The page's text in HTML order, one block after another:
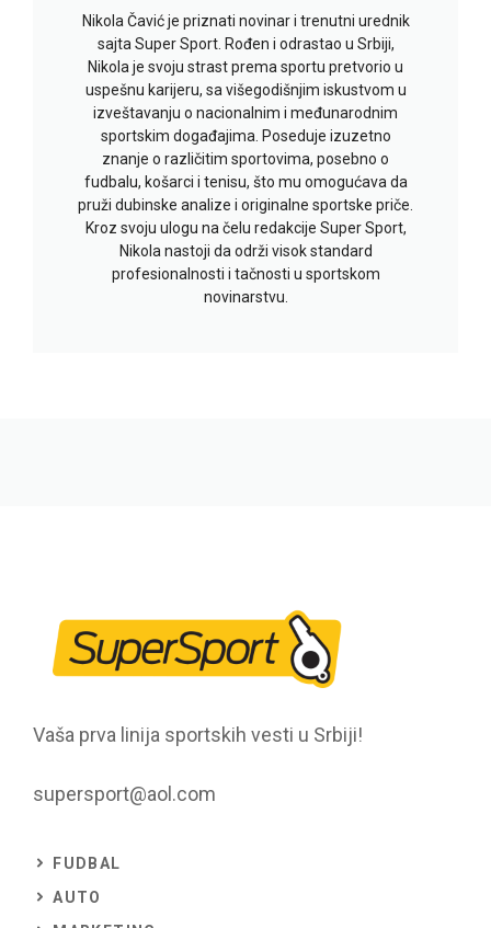
Nikola Čavić je priznati novinar i trenutni urednik
sajta Super Sport. Rođen i odrastao u Srbiji,
Nikola je svoju strast prema sportu pretvorio u
uspešnu karijeru, sa višegodišnjim iskustvom u
izveštavanju o nacionalnim i međunarodnim
sportskim događajima. Poseduje izuzetno
znanje o različitim sportovima, posebno o
fudbalu, košarci i tenisu, što mu omogućava da
pruži dubinske analize i originalne sportske priče.
Kroz svoju ulogu na čelu redakcije Super Sport,
Nikola nastoji da održi visok standard
profesionalnosti i tačnosti u sportskom
novinarstvu.
Vaša prva linija sportskih vesti u Srbiji!
supersport@aol.com
FUDBAL
AUTO